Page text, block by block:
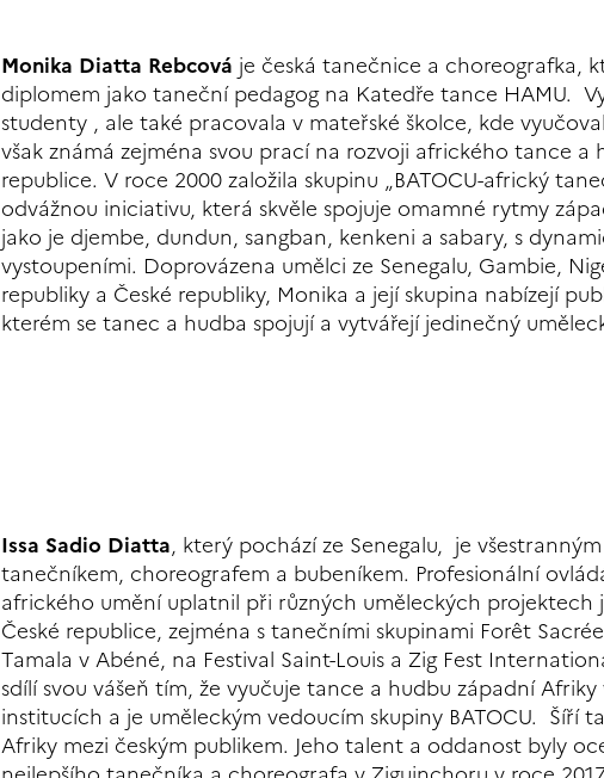
Monika Diatta Rebcová je česká tanečnice a choreografka,
diplomem jako taneční pedagog na Katedře tance HAMU.
studenty , ale také pracovala v mateřské školce, kde
však známá zejména svou prací na rozvoji afrického tance a
republice. V roce 2000 založila skupinu „BATOCU-africký
odvážnou iniciativu, která skvěle spojuje omamné rytmy
jako je djembe, dundun, sangban, kenkeni a sabary, s
vystoupeními. Doprovázena umělci ze Senegalu, Gambie,
republiky a České republiky, Monika a její skupina nabízejí
kterém se tanec a hudba spojují a vytvářejí jedinečný
Issa Sadio Diatta, který pochází ze Senegalu, je
tanečníkem, choreografem a bubeníkem. Profesionální
afrického umění uplatnil při různých uměleckých projektech
České republice, zejména s tanečními skupinami Forêt
Tamala v Abéné, na Festival Saint-Louis a Zig Fest
sdílí svou vášeň tím, že vyučuje tance a hudbu západní
institucích a je uměleckým vedoucím skupiny BATOCU. Šíří
Afriky mezi českým publikem. Jeho talent a oddanost byly